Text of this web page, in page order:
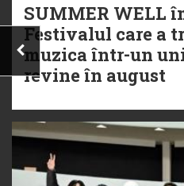
SUMMER WELL
Festivalul care a
muzica într-un
revine în august